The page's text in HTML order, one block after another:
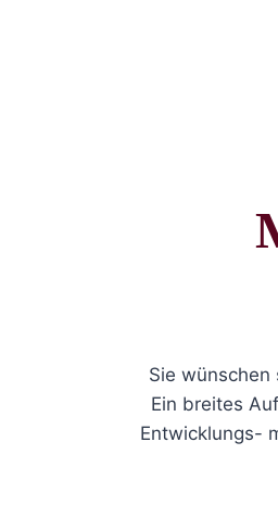
Sie
Ein breites
Entwicklungs-